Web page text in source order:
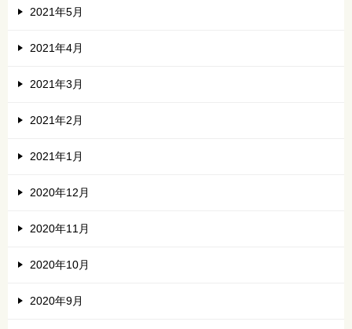
2021年5月
2021年4月
2021年3月
2021年2月
2021年1月
2020年12月
2020年11月
2020年10月
2020年9月